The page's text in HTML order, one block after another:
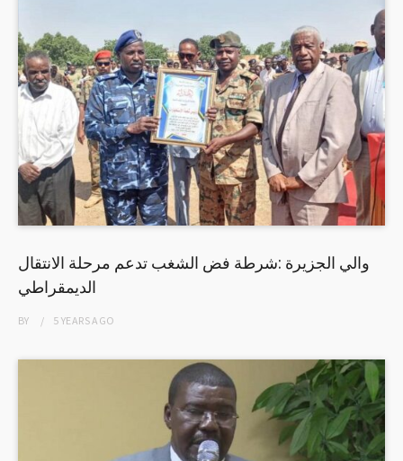
والي الجزيرة :شرطة فض الشغب تدعم مرحلة الانتقال
الديمقراطي
BY 5 YEARSAGO